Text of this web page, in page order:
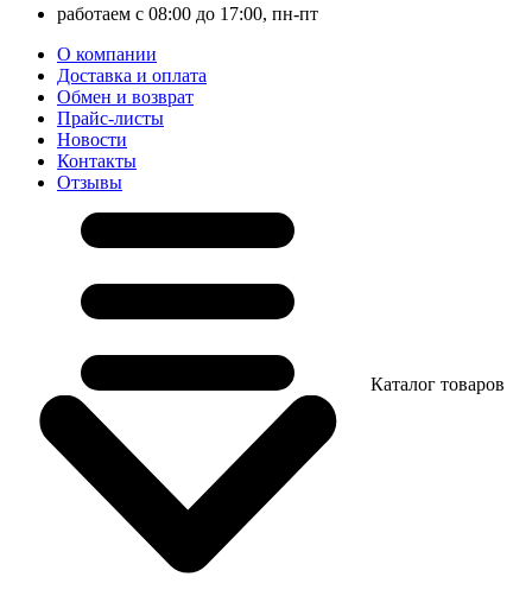
работаем с 08:00 до 17:00, пн-пт
О компании
Доставка и оплата
Обмен и возврат
Прайс-листы
Новости
Контакты
Отзывы
Каталог товаров